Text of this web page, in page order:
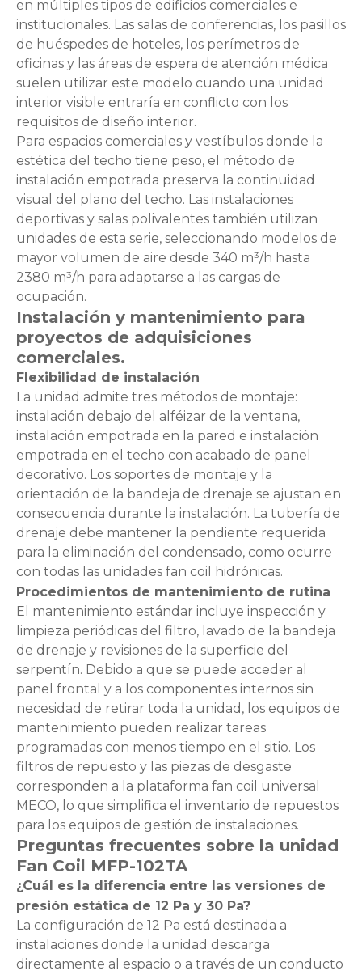
en múltiples tipos de edificios comerciales e
institucionales. Las salas de conferencias, los pasillos
de huéspedes de hoteles, los perímetros de
oficinas y las áreas de espera de atención médica
suelen utilizar este modelo cuando una unidad
interior visible entraría en conflicto con los
requisitos de diseño interior.
Para espacios comerciales y vestíbulos donde la
estética del techo tiene peso, el método de
instalación empotrada preserva la continuidad
visual del plano del techo. Las instalaciones
deportivas y salas polivalentes también utilizan
unidades de esta serie, seleccionando modelos de
mayor volumen de aire desde 340 m³/h hasta
2380 m³/h para adaptarse a las cargas de
ocupación.
Instalación y mantenimiento para
proyectos de adquisiciones
comerciales.
Flexibilidad de instalación
La unidad admite tres métodos de montaje:
instalación debajo del alféizar de la ventana,
instalación empotrada en la pared e instalación
empotrada en el techo con acabado de panel
decorativo. Los soportes de montaje y la
orientación de la bandeja de drenaje se ajustan en
consecuencia durante la instalación. La tubería de
drenaje debe mantener la pendiente requerida
para la eliminación del condensado, como ocurre
con todas las unidades fan coil hidrónicas.
Procedimientos de mantenimiento de rutina
El mantenimiento estándar incluye inspección y
limpieza periódicas del filtro, lavado de la bandeja
de drenaje y revisiones de la superficie del
serpentín. Debido a que se puede acceder al
panel frontal y a los componentes internos sin
necesidad de retirar toda la unidad, los equipos de
mantenimiento pueden realizar tareas
programadas con menos tiempo en el sitio. Los
filtros de repuesto y las piezas de desgaste
corresponden a la plataforma fan coil universal
MECO, lo que simplifica el inventario de repuestos
para los equipos de gestión de instalaciones.
Preguntas frecuentes sobre la unidad
Fan Coil MFP-102TA
¿Cuál es la diferencia entre las versiones de
presión estática de 12 Pa y 30 Pa?
La configuración de 12 Pa está destinada a
instalaciones donde la unidad descarga
directamente al espacio o a través de un conducto